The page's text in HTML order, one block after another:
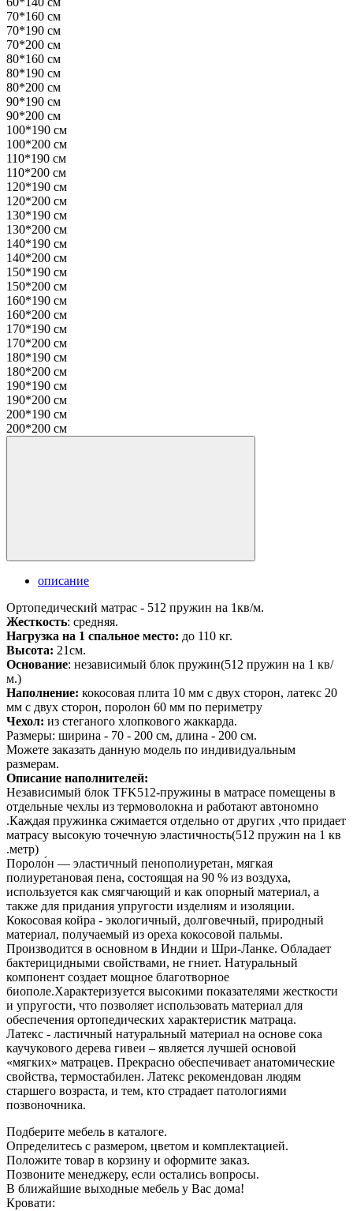
70*160 см
70*190 см
70*200 см
80*160 см
80*190 см
80*200 см
90*190 см
90*200 см
100*190 см
100*200 см
110*190 см
110*200 см
120*190 см
120*200 см
130*190 см
130*200 см
140*190 см
140*200 см
150*190 см
150*200 см
160*190 см
160*200 см
170*190 см
170*200 см
180*190 см
180*200 см
190*190 см
190*200 см
200*190 см
200*200 см
описание
Ортопедический матрас - 512 пружин на 1кв/м.
Жесткость: средняя.
Нагрузка на 1 спальное место: до 110 кг.
Высота: 21см.
Основание: независимый блок пружин(512 пружин на 1 кв/
м.)
Наполнение: кокосовая плита 10 мм с двух сторон, латекс 20
мм с двух сторон, поролон 60 мм по периметру
Чехол: из стеганого хлопкового жаккарда.
Размеры: ширина - 70 - 200 см, длина - 200 см.
Можете заказать данную модель по индивидуальным
размерам.
Описание наполнителей:
Независимый блок TFK512-пружины в матрасе помещены в
отдельные чехлы из термоволокна и работают автономно
.Каждая пружинка сжимается отдельно от других ,что придает
матрасу высокую точечную эластичность(512 пружин на 1 кв
.метр)
Пороло́н — эластичный пенополиуретан, мягкая
полиуретановая пена, состоящая на 90 % из воздуха,
используется как смягчающий и как опорный материал, а
также для придания упругости изделиям и изоляции.
Кокосовая койра - экологичный, долговечный, природный
материал, получаемый из ореха кокосовой пальмы.
Производится в основном в Индии и Шри-Ланке. Обладает
бактерицидными свойствами, не гниет. Натуральный
компонент создает мощное благотворное
биополе.Характеризуется высокими показателями жесткости
и упругости, что позволяет использовать материал для
обеспечения ортопедических характеристик матраца.
Латекс - ластичный натуральный материал на основе сока
каучукового дерева гивеи – является лучшей основой
«мягких» матрацев. Прекрасно обеспечивает анатомические
свойства, термостабилен. Латекс рекомендован людям
старшего возраста, и тем, кто страдает патологиями
позвоночника.
Подберите мебель в каталоге.
Определитесь с размером, цветом и комплектацией.
Положите товар в корзину и оформите заказ.
Позвоните менеджеру, если остались вопросы.
В ближайшие выходные мебель у Вас дома!
Кровати: